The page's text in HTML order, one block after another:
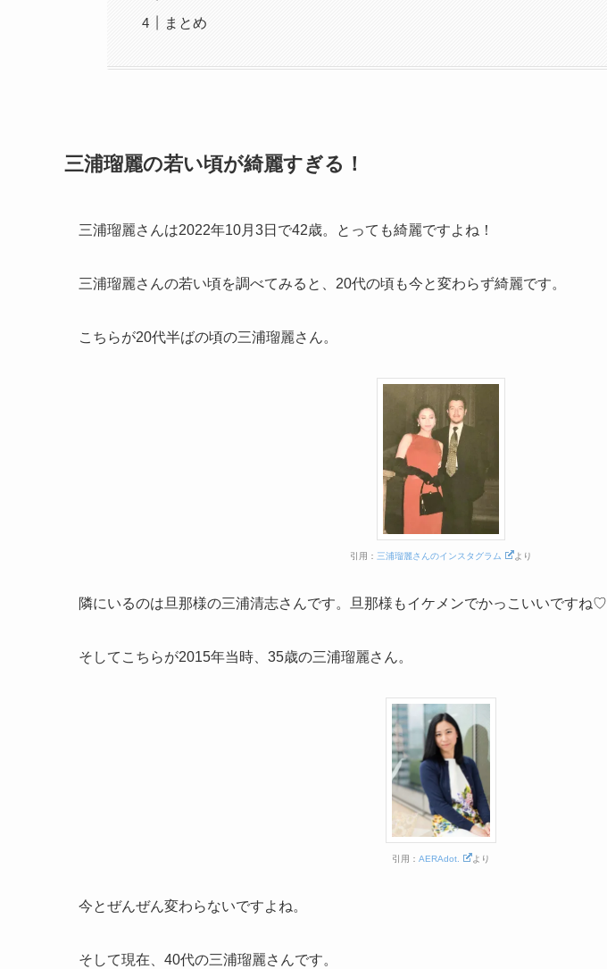
まとめ
三浦瑠麗の若い頃が綺麗すぎる！
三浦瑠麗さんは2022年10月3日で42歳。とっても綺麗ですよね！
三浦瑠麗さんの若い頃を調べてみると、20代の頃も今と変わらず綺麗です。
こちらが20代半ばの頃の三浦瑠麗さん。
引用： 三浦瑠麗さんのインスタグラム より
隣にいるのは旦那様の三浦清志さんです。旦那様もイケメンでかっこいいですね♡
そしてこちらが2015年当時、35歳の三浦瑠麗さん。
引用：AERAdot. より
今とぜんぜん変わらないですよね。
そして現在、40代の三浦瑠麗さんです。